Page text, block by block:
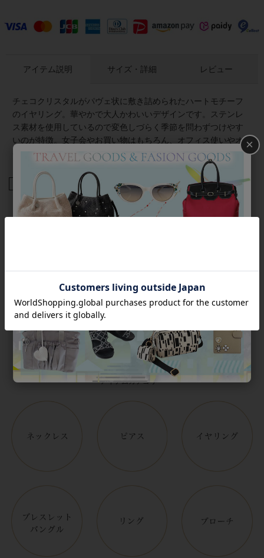
アイテム説明
チェコクリスタルがパヴェ状に敷き詰められたハートモチーフ
のイヤリング。華やかで大人かわいいデザインです。ステンレ
ス素材を使用しているので変色しづらく季節を問わずつけやす
いのが特徴。女子会やお買い物はもちろん、オフィス使いやオ
ケージョンシーン、パーティーシーンにもおすすめです。
サイズ・詳細 レビュー
商品番号 3250102
Category
アイテムカテゴリー
×